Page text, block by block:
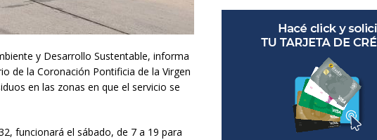
y Desarrollo Sustentable, informa
de la Coronación Pontificia de la Virgen
en las zonas en que el servicio se
funcionará el sábado, de 7 a 19 para